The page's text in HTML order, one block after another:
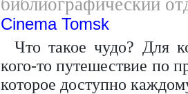
библиографический
Cinema Tomsk
Что такое чудо? Для
кого-то путешествие по
которое доступно